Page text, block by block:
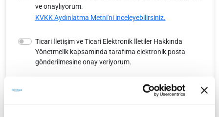
ve onaylıyorum.
KVKK Aydınlatma Metni'ni inceleyebilirsiniz.
Ticari İletişim ve Ticari Elektronik İletiler Hakkında
Yönetmelik kapsamında tarafıma elektronik posta
gönderilmesine onay veriyorum.
Ticari İletişim ve Ticari Elektronik İletiler Hakkında
Yönetmelik kapsamında tarafıma kısa mesaj (SMS)
gönderilmesine onay veriyorum.